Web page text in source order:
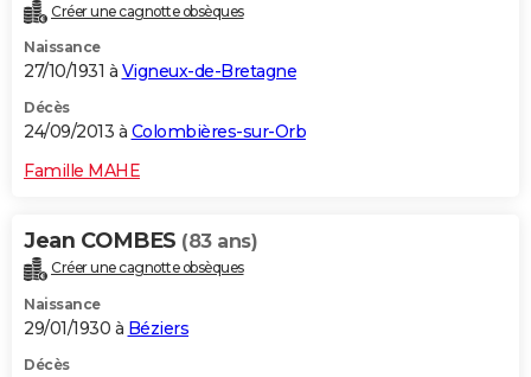
Créer une cagnotte obsèques
Naissance
27/10/1931 à Vigneux-de-Bretagne
Décès
24/09/2013 à Colombières-sur-Orb
Famille MAHE
Jean COMBES (83 ans)
Créer une cagnotte obsèques
Naissance
29/01/1930 à Béziers
Décès